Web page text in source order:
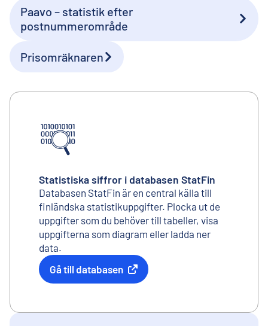
Paavo – statistik efter
postnummerområde
Prisomräknaren
Statistiska siffror i databasen StatFin
Databasen StatFin är en central källa till
finländska statistikuppgifter. Plocka ut de
uppgifter som du behöver till tabeller, visa
uppgifterna som diagram eller ladda ner
data.
Gå till databasen
Extern länk